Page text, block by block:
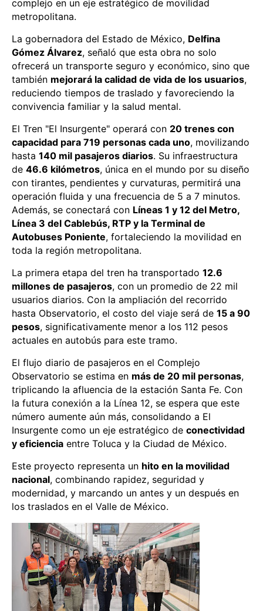
complejo en un eje estratégico de movilidad
metropolitana.
La gobernadora del Estado de México, Delfina
Gómez Álvarez, señaló que esta obra no solo
ofrecerá un transporte seguro y económico, sino que
también mejorará la calidad de vida de los usuarios,
reduciendo tiempos de traslado y favoreciendo la
convivencia familiar y la salud mental.
El Tren "El Insurgente" operará con 20 trenes con
capacidad para 719 personas cada uno, movilizando
hasta 140 mil pasajeros diarios. Su infraestructura
de 46.6 kilómetros, única en el mundo por su diseño
con tirantes, pendientes y curvaturas, permitirá una
operación fluida y una frecuencia de 5 a 7 minutos.
Además, se conectará con Líneas 1 y 12 del Metro,
Línea 3 del Cablebús, RTP y la Terminal de
Autobuses Poniente, fortaleciendo la movilidad en
toda la región metropolitana.
La primera etapa del tren ha transportado 12.6
millones de pasajeros, con un promedio de 22 mil
usuarios diarios. Con la ampliación del recorrido
hasta Observatorio, el costo del viaje será de 15 a 90
pesos, significativamente menor a los 112 pesos
actuales en autobús para este tramo.
El flujo diario de pasajeros en el Complejo
Observatorio se estima en más de 20 mil personas,
triplicando la afluencia de la estación Santa Fe. Con
la futura conexión a la Línea 12, se espera que este
número aumente aún más, consolidando a El
Insurgente como un eje estratégico de conectividad
y eficiencia entre Toluca y la Ciudad de México.
Este proyecto representa un hito en la movilidad
nacional, combinando rapidez, seguridad y
modernidad, y marcando un antes y un después en
los traslados en el Valle de México.